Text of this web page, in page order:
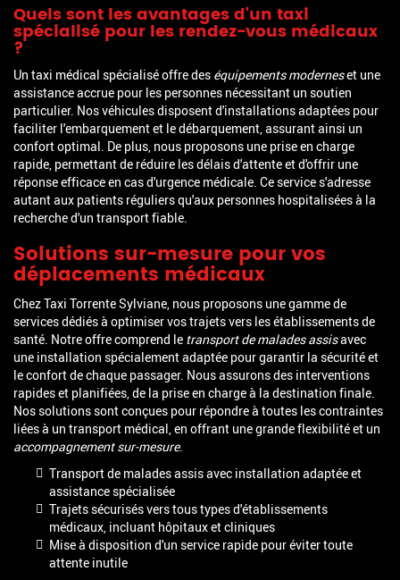
Quels sont les avantages d'un taxi
spécialisé pour les rendez-vous médicaux
?
Un taxi médical spécialisé offre des équipements moderneset une
assistance accrue pour les personnes nécessitant un soutien
particulier. Nos véhicules disposent d'installations adaptées pour
faciliter l'embarquement et le débarquement, assurant ainsi un
confort optimal. De plus, nous proposons une prise en charge
rapide, permettant de réduire les délais d'attente et d'offrir une
réponse efficace en cas d'urgence médicale. Ce service s'adresse
autant aux patients réguliers qu'aux personnes hospitalisées à la
recherche d'un transport fiable.
Solutions sur-mesure pour vos
déplacements médicaux
Chez Taxi Torrente Sylviane, nous proposons une gamme de
services dédiés à optimiser vos trajets vers les établissements de
santé. Notre offre comprend le transport de malades assisavec
une installation spécialement adaptée pour garantir la sécurité et
le confort de chaque passager. Nous assurons des interventions
rapides et planifiées, de la prise en charge à la destination finale.
Nos solutions sont conçues pour répondre à toutes les contraintes
liées à un transport médical, en offrant une grande flexibilité et un
accompagnement sur-mesure.
Transport de malades assis avec installation adaptée et
assistance spécialisée
Trajets sécurisés vers tous types d'établissements
médicaux, incluant hôpitaux et cliniques
Mise à disposition d'un service rapide pour éviter toute
attente inutile